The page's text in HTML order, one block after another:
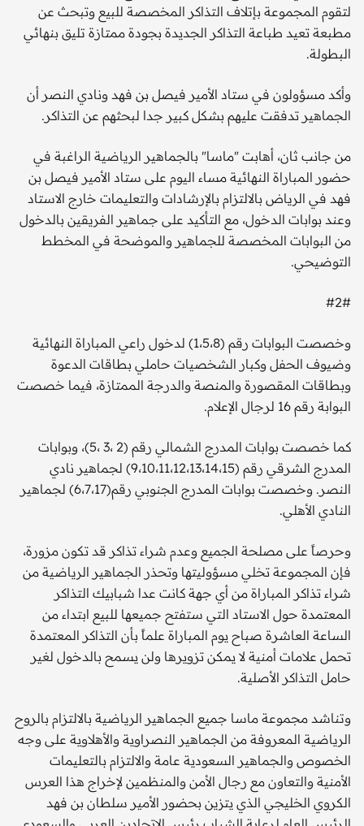
لتقوم المجموعة بإتلاف التذاكر المخصصة للبيع وتبحث عن
مطبعة تعيد طباعة التذاكر الجديدة بجودة ممتازة تليق بنهائي
البطولة.
وأكد مسؤولون في ستاد الأمير فيصل بن فهد ونادي النصر أن
الجماهير تدفقت عليهم بشكل كبير جدا لبحثهم عن التذاكر.
من جانب ثان، أهابت "ماسا" بالجماهير الرياضية الراغبة في
حضور المباراة النهائية مساء اليوم على ستاد الأمير فيصل بن
فهد في الرياض بالالتزام بالإرشادات والتعليمات خارج الاستاد
وعند بوابات الدخول، مع التأكيد على جماهير الفريقين بالدخول
من البوابات المخصصة للجماهير والموضحة في المخطط
التوضيحي.
#2#
وخصصت البوابات رقم (1،5،8) لدخول راعي المباراة النهائية
وضيوف الحفل وكبار الشخصيات حاملي بطاقات الدعوة
وبطاقات المقصورة والمنصة والدرجة الممتازة، فيما خصصت
البوابة رقم 16 لرجال الإعلام.
كما خصصت بوابات المدرج الشمالي رقم (2 ،3 ،5)، وبوابات
المدرج الشرقي رقم (9،10،11،12،13،14،15) لجماهير نادي
النصر. وخصصت بوابات المدرج الجنوبي رقم(6،7،17) لجماهير
النادي الأهلي.
وحرصاً على مصلحة الجميع وعدم شراء تذاكر قد تكون مزورة،
فإن المجموعة تخلي مسؤوليتها وتحذر الجماهير الرياضية من
شراء تذاكر المباراة من أي جهة كانت عدا شبابيك التذاكر
المعتمدة حول الاستاد التي ستفتح جميعها للبيع ابتداء من
الساعة العاشرة صباح يوم المباراة علماً بأن التذاكر المعتمدة
تحمل علامات أمنية لا يمكن تزويرها ولن يسمح بالدخول لغير
حامل التذاكر الأصلية.
وتناشد مجموعة ماسا جميع الجماهير الرياضية بالالتزام بالروح
الرياضية المعروفة من الجماهير النصراوية والأهلاوية على وجه
الخصوص والجماهير السعودية عامة والالتزام بالتعليمات
الأمنية والتعاون مع رجال الأمن والمنظمين لإخراج هذا العرس
الكروي الخليجي الذي يتزين بحضور الأمير سلطان بن فهد